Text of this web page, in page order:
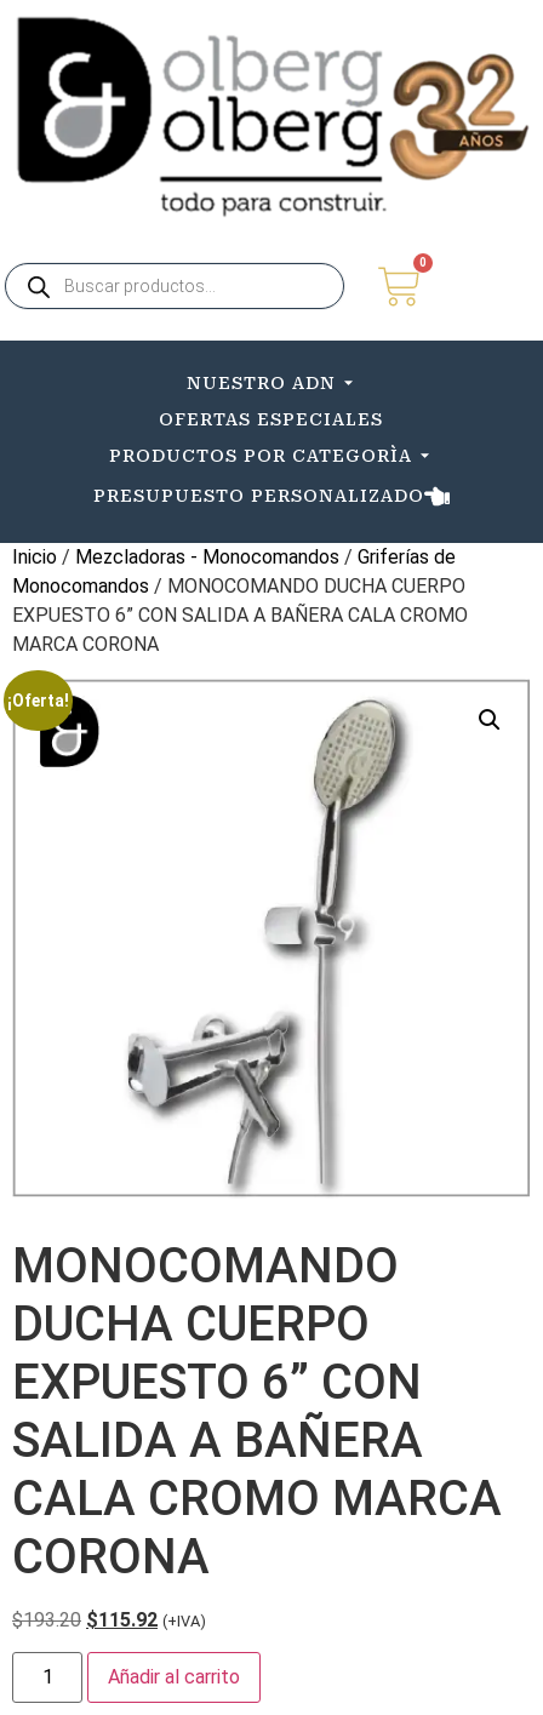
0
NUESTRO ADN
OFERTAS ESPECIALES
PRODUCTOS POR CATEGORÌA
PRESUPUESTO PERSONALIZADO
Inicio / Mezcladoras - Monocomandos / Griferías de
Monocomandos / MONOCOMANDO DUCHA CUERPO
EXPUESTO 6” CON SALIDA A BAÑERA CALA CROMO
MARCA CORONA
¡Oferta!
MONOCOMANDO
DUCHA CUERPO
EXPUESTO 6” CON
SALIDA A BAÑERA
CALA CROMO MARCA
CORONA
$193.20 $115.92 (+IVA)
Añadir al carrito